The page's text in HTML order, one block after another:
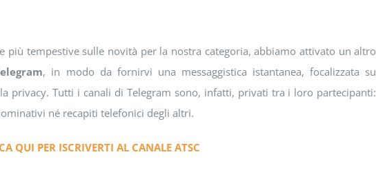
tempestive sulle novità per la nostra categoria, abbiamo attivato un altro
, in modo da fornirvi una messaggistica istantanea, focalizzata su
privacy. Tutti i canali di Telegram sono, infatti, privati tra i loro partecipanti:
né recapiti telefonici degli altri.
QUI PER ISCRIVERTI AL CANALE ATSC